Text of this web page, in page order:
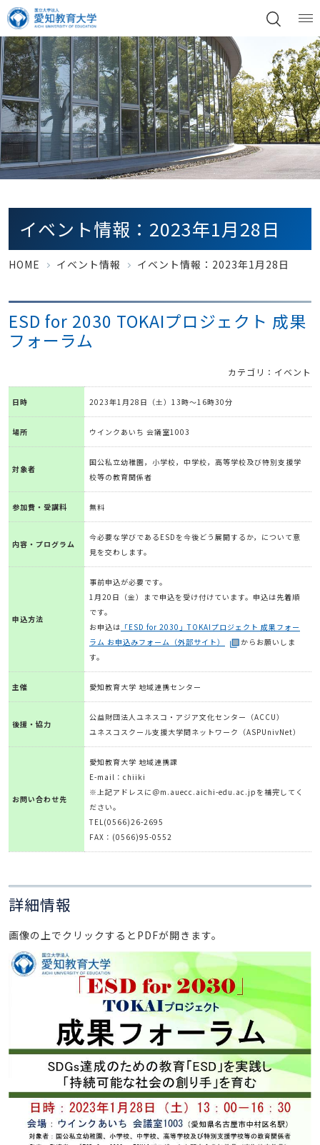
イベント情報：2023年1月28日
HOME イベント情報 イベント情報：2023年1月28日
ESD for 2030 TOKAIプロジェクト 成果
フォーラム
カテゴリ：イベント
日時 2023年1月28日（土）13時～16時30分
場所 ウインクあいち 会議室1003
対象者
国公私立幼稚園，小学校，中学校，高等学校及び特別支援学
校等の教育関係者
参加費・受講料 無料
内容・プログラム
今必要な学びであるESDを今後どう展開するか，について意
見を交わします。
申込方法
事前申込が必要です。
1月20日（金）まで申込を受け付けています。申込は先着順
です。
お申込は 「ESD for 2030」TOKAIプロジェクト 成果フォー
ラム お申込みフォーム（外部サイト）
からお願いしま
す。
主催 愛知教育大学 地域連携センター
後援・協力
公益財団法人ユネスコ・アジア文化センター（ACCU）
ユネスコスクール支援大学間ネットワーク（ASPUnivNet）
お問い合わせ先
愛知教育大学 地域連携課
E-mail：chiiki
※上記アドレスに＠m.auecc.aichi-edu.ac.jpを補完してく
ださい。
TEL(0566)26-2695
FAX：(0566)95-0552
詳細情報
画像の上でクリックするとPDFが開きます。